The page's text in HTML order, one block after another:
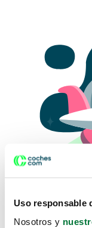
Uso responsable
Nosotros y